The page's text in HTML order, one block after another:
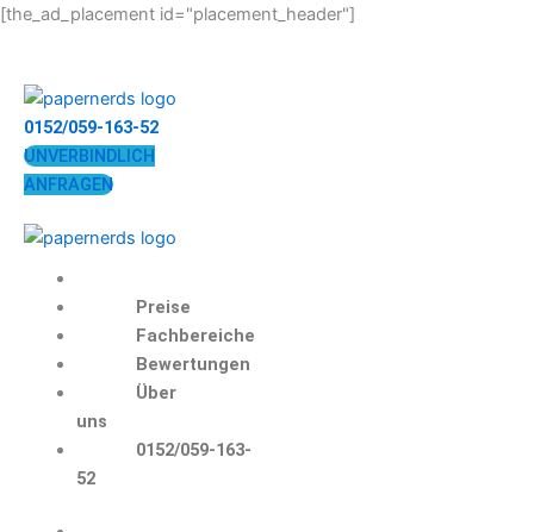
[the_ad_placement id="placement_header"]
Zum
0152/059-163-52
UNVERBINDLICH
ANFRAGEN
Preise
Fachbereiche
Bewertungen
Über
uns
0152/059-163-
52